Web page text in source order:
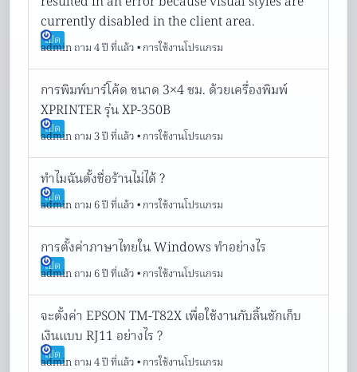
currently disabled in the client area.
เปิด
adminถาม 4 ปี ที่แล้ว•การใช้งานโปรแกรม
การพิมพ์บาร์โค้ด ขนาด 3×4 ซม. ด้วยเครื่องพิมพ์
XPRINTER รุ่น XP-350B
เปิด
adminถาม 3 ปี ที่แล้ว•การใช้งานโปรแกรม
ทำไมฉันตั้งชื่อร้านไม่ได้ ?
เปิด
adminถาม 6 ปี ที่แล้ว•การใช้งานโปรแกรม
การตั้งค่าภาษาไทยใน Windows ทำอย่างไร
เปิด
adminถาม 6 ปี ที่แล้ว•การใช้งานโปรแกรม
จะตั้งค่า EPSON TM-T82X เพื่อใช้งานกับลิ้นชักเก็บ
เงินแบบ RJ11 อย่างไร ?
เปิด
adminถาม 4 ปี ที่แล้ว•การใช้งานโปรแกรม